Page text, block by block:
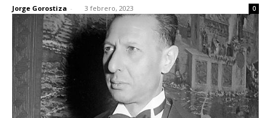
Jorge Gorostiza - 3 febrero, 2023 0